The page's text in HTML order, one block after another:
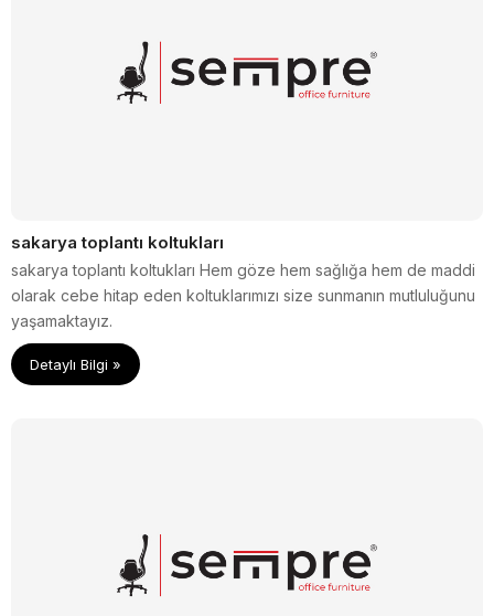
sakarya toplantı koltukları
sakarya toplantı koltukları Hem göze hem sağlığa hem de maddi
olarak cebe hitap eden koltuklarımızı size sunmanın mutluluğunu
yaşamaktayız.
Detaylı Bilgi »